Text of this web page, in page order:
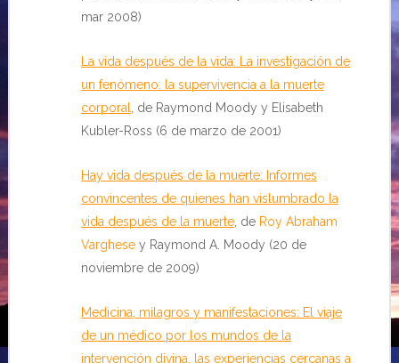
mar 2008)
La vida después de la vida: La investigación de
un fenómeno: la supervivencia a la muerte
corporal
, de Raymond Moody y Elisabeth
Kubler-Ross (6 de marzo de 2001)
Hay vida después de la muerte: Informes
convincentes de quienes han vislumbrado la
vida después de la muerte, deRoy Abraham
Varghesey Raymond A. Moody (20 de
noviembre de 2009)
Medicina, milagros y manifestaciones: El viaje
de un médico por los mundos de la
intervención divina, las experiencias cercanas a